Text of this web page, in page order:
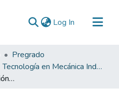
Log In (current)
Pregrado
Tecnología en Mecánica Industrial
Reconstrucción, adecuación y automatización de una inyectora de plástico de tornillo helicoidal